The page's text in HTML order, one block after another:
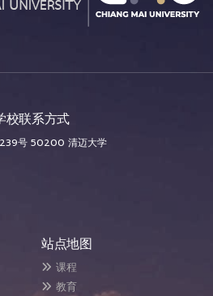
校联系方式
239号 50200 清迈大学
站点地图
课程
教育